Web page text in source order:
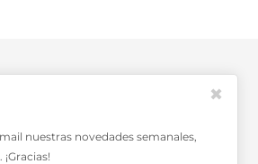
>>
nuestras novedades semanales,
✖